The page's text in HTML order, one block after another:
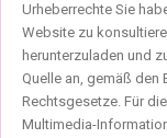
Urheberrechte Sie
Website zu
herunterzuladen und
Quelle an, gemäß den
Rechtsgesetze. Für
Multimedia-